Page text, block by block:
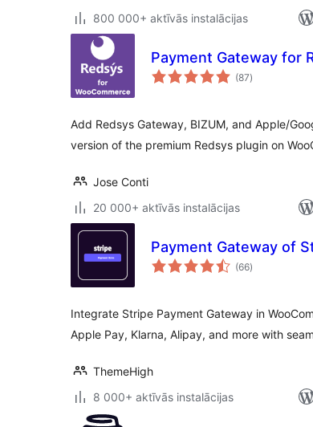
800 000+ aktīvās instalācijas
Payment Gateway for
(87vērtējumu
kopsumma
)
Add Redsys Gateway, BIZUM, and Apple/
version of the premium Redsys plugin on
Jose Conti
20 000+ aktīvās instalācijas
Payment Gateway of
(66vērtējumu
kopsumma
)
Integrate Stripe Payment Gateway in
Apple Pay, Klarna, Alipay, and more with
ThemeHigh
8 000+ aktīvās instalācijas